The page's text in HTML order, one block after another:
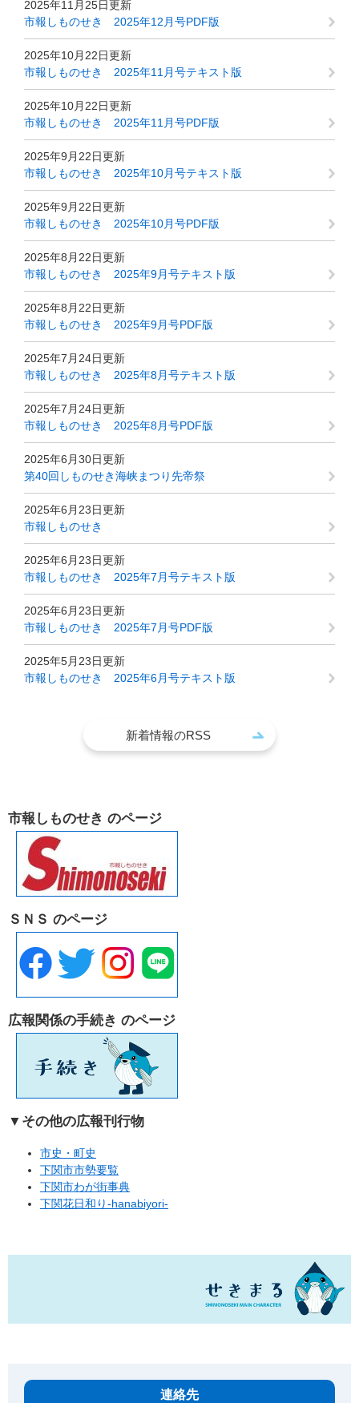
2025年11月25日更新
市報しものせき 2025年12月号PDF版
2025年10月22日更新
市報しものせき 2025年11月号テキスト版
2025年10月22日更新
市報しものせき 2025年11月号PDF版
2025年9月22日更新
市報しものせき 2025年10月号テキスト版
2025年9月22日更新
市報しものせき 2025年10月号PDF版
2025年8月22日更新
市報しものせき 2025年9月号テキスト版
2025年8月22日更新
市報しものせき 2025年9月号PDF版
2025年7月24日更新
市報しものせき 2025年8月号テキスト版
2025年7月24日更新
市報しものせき 2025年8月号PDF版
2025年6月30日更新
第40回しものせき海峡まつり先帝祭
2025年6月23日更新
市報しものせき
2025年6月23日更新
市報しものせき 2025年7月号テキスト版
2025年6月23日更新
市報しものせき 2025年7月号PDF版
2025年5月23日更新
市報しものせき 2025年6月号テキスト版
新着情報のRSS
市報しものせき のページ
ＳＮＳ のページ
広報関係の手続き のページ
▼その他の広報刊行物
市史・町史
下関市市勢要覧
下関市わが街事典
下関花日和り-hanabiyori-
連絡先